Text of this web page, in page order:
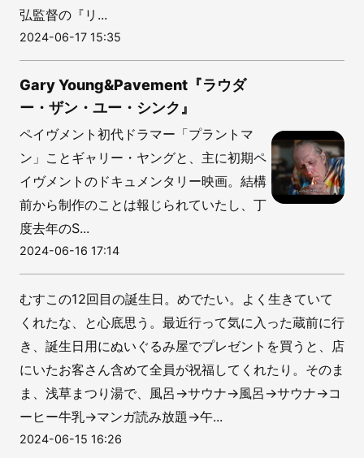
弘監督の『リ...
2024-06-17 15:35
Gary Young&Pavement『ラウダ
ー・ザン・ユー・シンク』
ペイヴメント初代ドラマー「プラントマ
ン」ことギャリー・ヤングと、主に初期ペ
イヴメントのドキュメンタリー映画。結構
前から制作のことは報じられていたし、丁
度去年のS...
2024-06-16 17:14
むすこの12回目の誕生日。めでたい。よく生きていて
くれたな、と心底思う。最近行って気に入った蔵前に行
き、誕生日用にぬいぐるみ屋でプレゼントを買うと、店
にいたお客さん含めて全員が祝福してくれたり。そのま
ま、浅草まつり湯で、風呂→サウナ→風呂→サウナ→コ
ーヒー牛乳→マンガ読み放題→午...
2024-06-15 16:26